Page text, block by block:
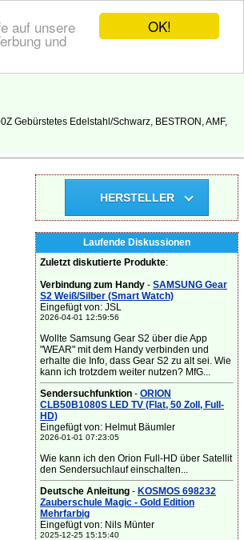
OK!
auf unsere
und
Gebürstetes Edelstahl/Schwarz, BESTRON, AMF,
HERSTELLER
Laufende Diskussionen
Zuletzt diskutierte Produkte:
Verbindung zum Handy - SAMSUNG Gear
S2 Weiß/Silber (Smart Watch)
Eingefügt von: JSL
2026-04-01 12:59:56
Wollte Samsung Gear S2 über die App
"WEAR" mit dem Handy verbinden und
erhalte die Info, dass Gear S2 zu alt sei. Wie
kann ich trotzdem weiter nutzen? MfG...
Sendersuchfunktion - ORION
CLB50B1080S LED TV (Flat, 50 Zoll, Full-
HD)
Eingefügt von: Helmut Bäumler
2026-01-01 07:23:05
Wie kann ich den Orion Full-HD über Satellit
den Sendersuchlauf einschalten...
Deutsche Anleitung - KOSMOS 698232
Zauberschule Magic - Gold Edition
Mehrfarbig
Eingefügt von: Nils Münter
2025-12-25 15:15:40